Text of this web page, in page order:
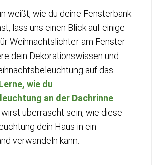
weißt, wie du deine Fensterbank
lass uns einen Blick auf einige
Weihnachtslichter am Fenster
dein Dekorationswissen und
auf das
wie du
an der Dachrinne
wirst überrascht sein, wie diese
dein Haus in ein
verwandeln kann.